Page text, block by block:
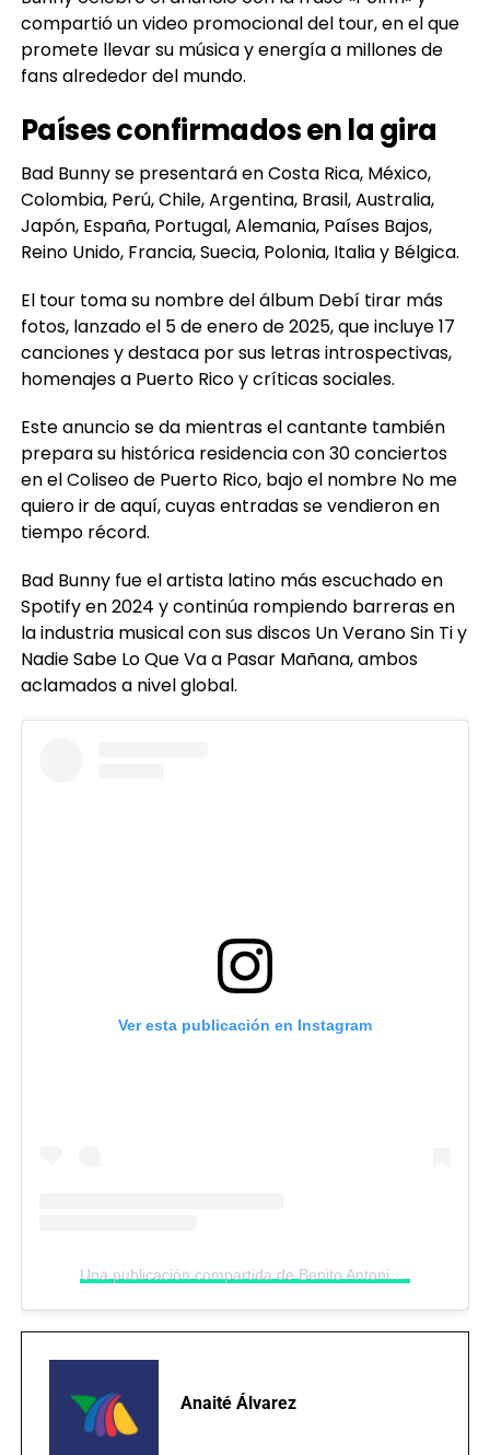
compartió un video promocional del tour, en el que
promete llevar su música y energía a millones de
fans alrededor del mundo.
Países confirmados en la gira
Bad Bunny se presentará en Costa Rica, México,
Colombia, Perú, Chile, Argentina, Brasil, Australia,
Japón, España, Portugal, Alemania, Países Bajos,
Reino Unido, Francia, Suecia, Polonia, Italia y Bélgica.
El tour toma su nombre del álbum Debí tirar más
fotos, lanzado el 5 de enero de 2025, que incluye 17
canciones y destaca por sus letras introspectivas,
homenajes a Puerto Rico y críticas sociales.
Este anuncio se da mientras el cantante también
prepara su histórica residencia con 30 conciertos
en el Coliseo de Puerto Rico, bajo el nombre No me
quiero ir de aquí, cuyas entradas se vendieron en
tiempo récord.
Bad Bunny fue el artista latino más escuchado en
Spotify en 2024 y continúa rompiendo barreras en
la industria musical con sus discos Un Verano Sin Ti y
Nadie Sabe Lo Que Va a Pasar Mañana, ambos
aclamados a nivel global.
Ver esta publicación en Instagram
Una publicación compartida de Benito Antonio (@badbunnypr)
Anaité Álvarez